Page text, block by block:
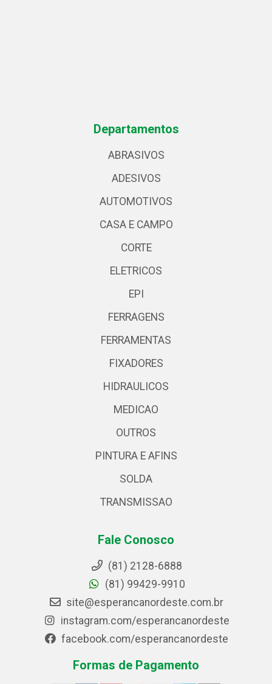
Departamentos
ABRASIVOS
ADESIVOS
AUTOMOTIVOS
CASA E CAMPO
CORTE
ELETRICOS
EPI
FERRAGENS
FERRAMENTAS
FIXADORES
HIDRAULICOS
MEDICAO
OUTROS
PINTURA E AFINS
SOLDA
TRANSMISSAO
Fale Conosco
(81) 2128-6888
(81) 99429-9910
site@esperancanordeste.com.br
instagram.com/esperancanordeste
facebook.com/esperancanordeste
Formas de Pagamento